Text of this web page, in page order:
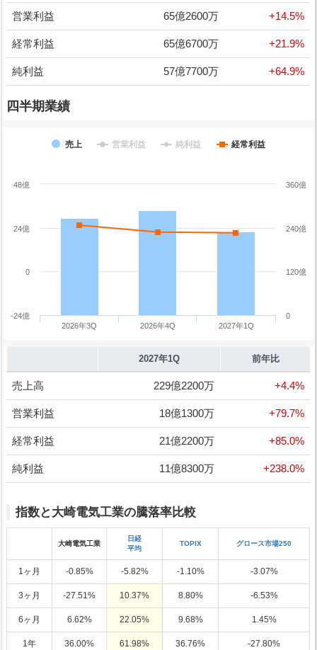
営業利益 65億2600万 +14.5%
経常利益 65億6700万 +21.9%
純利益 57億7700万 +64.9%
四半期業績
売上 営業利益 純利益 経常利益
2026年3Q 2026年4Q 2027年1Q
0
120億
240億
360億
-24億
0
24億
48億
2027年1Q 前年比
売上高 229億2200万 +4.4%
営業利益 18億1300万 +79.7%
経常利益 21億2200万 +85.0%
純利益 11億8300万 +238.0%
指数と大崎電気工業の騰落率比較
大崎電気工業
日経
平均
TOPIX グロース市場250
1ヶ月 -0.85% -5.82% -1.10% -3.07%
3ヶ月 -27.51% 10.37% 8.80% -6.53%
6ヶ月 6.62% 22.05% 9.68% 1.45%
1年 36.00% 61.98% 36.76% -27.80%